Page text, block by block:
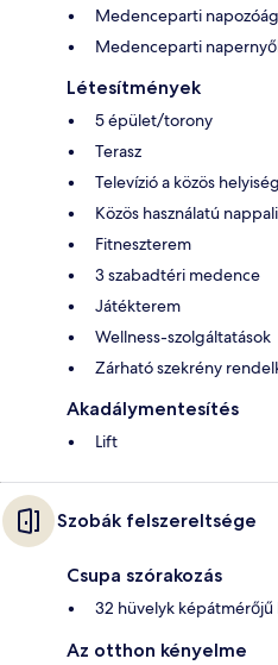
Medenceparti
Medenceparti
Létesítmények
5 épület/torony
Terasz
Televízió a közös
Közös használatú nappali
Fitneszterem
3 szabadtéri medence
Játékterem
Wellness-szolgáltatások
Zárható szekrény
Akadálymentesítés
Lift
Szobák felszereltsége
Csupa szórakozás
32 hüvelyk képátmérőjű
Az otthon kényelme